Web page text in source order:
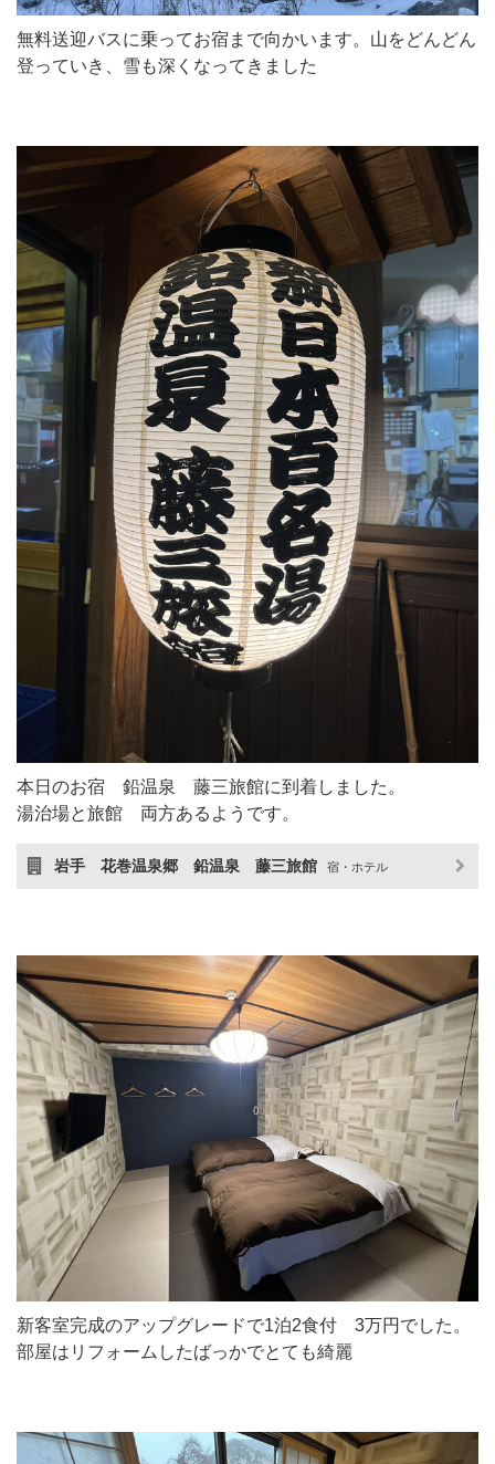
無料送迎バスに乗ってお宿まで向かいます。山をどんどん
登っていき、雪も深くなってきました
本日のお宿 鉛温泉 藤三旅館に到着しました。
湯治場と旅館 両方あるようです。
岩手 花巻温泉郷 鉛温泉 藤三旅館 宿・ホテル
新客室完成のアップグレードで1泊2食付 3万円でした。
部屋はリフォームしたばっかでとても綺麗